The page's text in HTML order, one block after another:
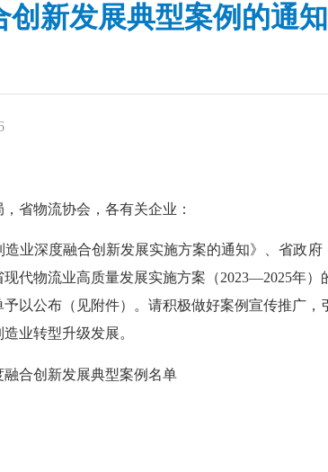
创新发展典型案例的通知
省物流协会，各有关企业：
深度融合创新发展实施方案的通知》、省政府
代物流业高质量发展实施方案（2023—2025年
以公布（见附件）。请积极做好案例宣传推广
业转型升级发展。
合创新发展典型案例名单